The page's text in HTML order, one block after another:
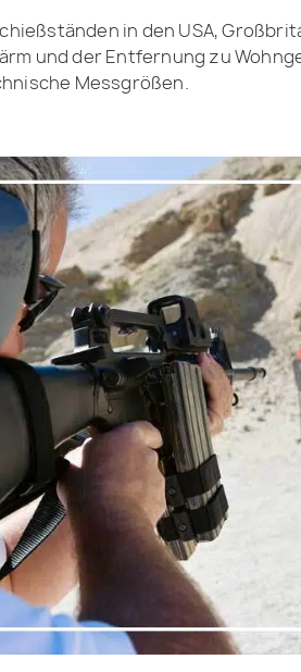
in den USA,
und der Entfernung zu
Messgrößen.